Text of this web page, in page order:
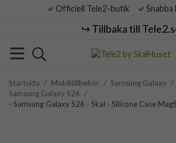
Officiell Tele2-butik
↪️ Tillbaka till
Startsida / Mobiltillbehör / Samsung Galaxy /
Samsung Galaxy S26 /
- Samsung Galaxy S26 - Skal - Silicone Case